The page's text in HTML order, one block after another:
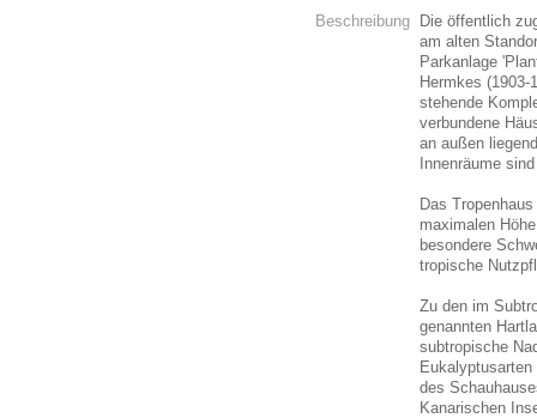
Beschreibung
Die öffentlich
am alten
Parkanlage
Hermkes
stehende
verbundene
an außen
Innenräume
Das
maximalen
besondere
tropische
Zu den im
genannten
subtropische
des
Kanarischen